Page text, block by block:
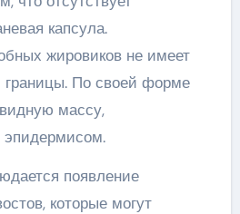
капсула.
жировиков не имеет
границы. По своей форме
массу,
эпидермисом.
появление
которые могут